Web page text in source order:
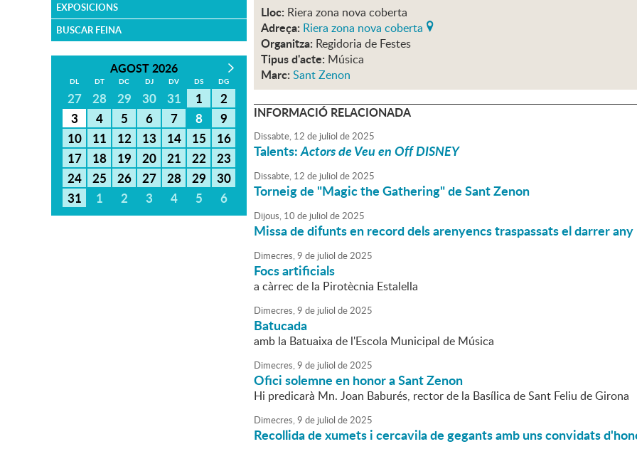
EXPOSICIONS
BUSCAR FEINA
AGOST 2026
DL DT DC DJ DV DS DG
27 28 29 30 31 1
2
3
4 5 6 7 8
9
10
11 12 13 14 15
16
17
18 19 20 21 22
23
24
25 26 27 28 29
30
31
1 2 3 4 5 6
Lloc: Riera zona nova coberta
Adreça: Riera zona nova coberta
Organitza: Regidoria de Festes
Tipus d'acte: Música
Marc: Sant Zenon
INFORMACIÓ RELACIONADA
Dissabte, 12 de juliol de2025
Talents:Actors de Veu en Off DISNEY
Dissabte, 12 de juliol de2025
Torneig de "Magic the Gathering" de Sant Zenon
Dijous, 10 de juliol de2025
Missa de difunts en record dels arenyencs traspassats el darrer any
Dimecres,9 de juliol de2025
Focs artificials
a càrrec de la Pirotècnia Estalella
Dimecres,9 de juliol de2025
Batucada
amb la Batuaixa de l'Escola Municipal de Música
Dimecres,9 de juliol de2025
Ofici solemne en honor a Sant Zenon
Hi predicarà Mn. Joan Baburés, rector de la Basílica de Sant Feliu de Girona
Dimecres,9 de juliol de2025
Recollida de xumets i cercavila de gegants amb uns convidats